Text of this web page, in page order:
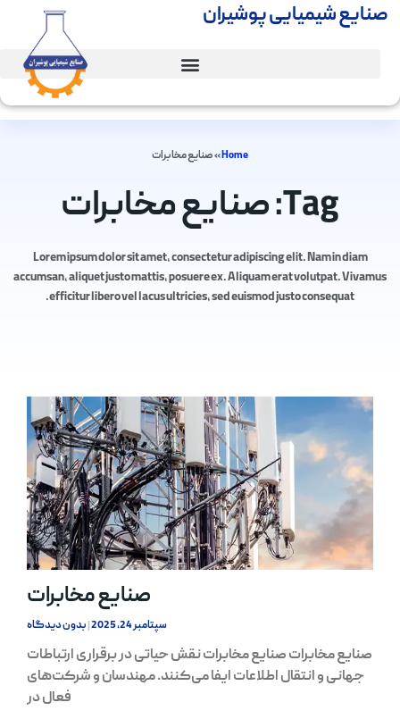
صنایع شیمیایی پوشیران
Home
»صنایع مخابرات
Tag: صنایع مخابرات
Lorem ipsum dolor sit amet, consectetur adipiscing elit. Nam in diam
accumsan, aliquet justo mattis, posuere ex. Aliquam erat volutpat. Vivamus
efficitur libero vel lacus ultricies, sed euismod justo consequat.
صنایع مخابرات
سپتامبر 24, 2025 بدون دیدگاه
صنایع مخابرات صنایع مخابرات نقش حیاتی در برقراری ارتباطات
جهانی و انتقال اطلاعات ایفا می‌کنند. مهندسان و شرکت‌های
فعال در